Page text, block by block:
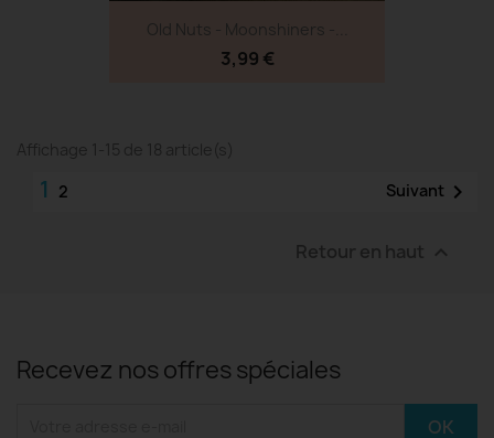
Old Nuts - Moonshiners -...
3,99 €
Affichage 1-15 de 18 article(s)
1 2 Suivant 
Retour en haut 
Recevez nos offres spéciales